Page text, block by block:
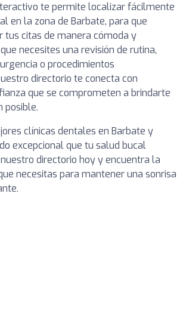
te permite localizar fácilmente
en la zona de Barbate, para que
tus citas de manera cómoda y
necesites una revisión de rutina,
o procedimientos
directorio te conecta con
que se comprometen a brindarte
posible.
clínicas dentales en Barbate y
excepcional que tu salud bucal
directorio hoy y encuentra la
necesitas para mantener una sonrisa